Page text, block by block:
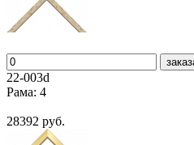
22-003d
Рама: 4
28392 руб.